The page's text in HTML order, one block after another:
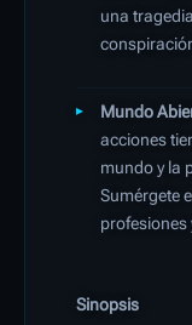
una
Mundo
acciones
mundo y la
Sumérgete
profesiones
Sinopsis